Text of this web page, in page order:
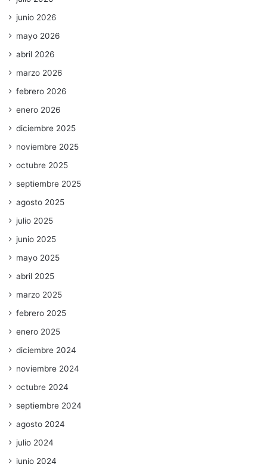
junio 2026
mayo 2026
abril 2026
marzo 2026
febrero 2026
enero 2026
diciembre 2025
noviembre 2025
octubre 2025
septiembre 2025
agosto 2025
julio 2025
junio 2025
mayo 2025
abril 2025
marzo 2025
febrero 2025
enero 2025
diciembre 2024
noviembre 2024
octubre 2024
septiembre 2024
agosto 2024
julio 2024
junio 2024